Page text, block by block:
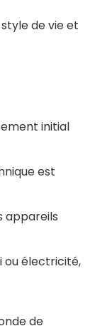
de vie et
initial
est
appareils
ou électricité,
de